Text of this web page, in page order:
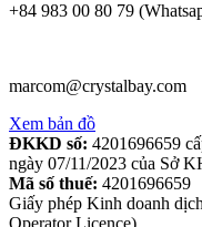
+84 983 00 80 79
marcom@crystalbay.com
Xem bản đồ
ĐKKD số: 4201696659
ngày 07/11/2023 của Sở
Mã số thuế: 4201696659
Giấy phép Kinh doanh